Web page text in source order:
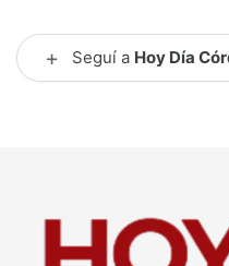
+ Seguí a Hoy Día